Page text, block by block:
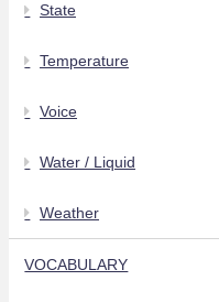
State
Temperature
Voice
Water / Liquid
Weather
VOCABULARY